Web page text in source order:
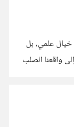
علمي، بل
واقعنا الصلب